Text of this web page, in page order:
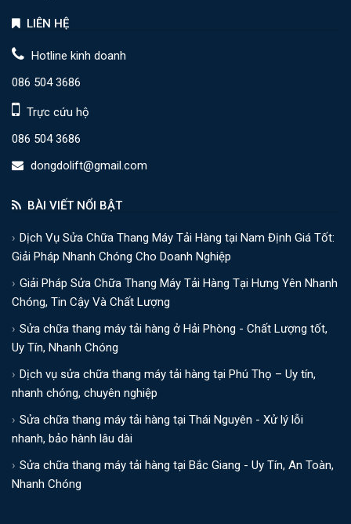
LIÊN HỆ
Hotline kinh doanh
086 504 3686
Trực cứu hộ
086 504 3686
dongdolift@gmail.com
BÀI VIẾT NỔI BẬT
Dịch Vụ Sửa Chữa Thang Máy Tải Hàng tại Nam Định Giá Tốt:
Giải Pháp Nhanh Chóng Cho Doanh Nghiệp
Giải Pháp Sửa Chữa Thang Máy Tải Hàng Tại Hưng Yên Nhanh
Chóng, Tin Cậy Và Chất Lượng
Sửa chữa thang máy tải hàng ở Hải Phòng - Chất Lượng tốt,
Uy Tín, Nhanh Chóng
Dịch vụ sửa chữa thang máy tải hàng tại Phú Thọ – Uy tín,
nhanh chóng, chuyên nghiệp
Sửa chữa thang máy tải hàng tại Thái Nguyên - Xử lý lỗi
nhanh, bảo hành lâu dài
Sửa chữa thang máy tải hàng tại Bắc Giang - Uy Tín, An Toàn,
Nhanh Chóng